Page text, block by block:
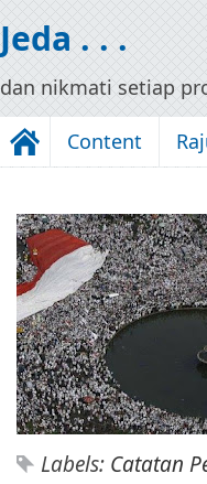
Jeda . . .
dan nikmati setiap
Content
Labels: Catatan